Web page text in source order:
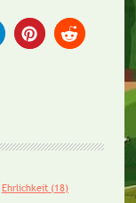
Ehrlichkeit(18)